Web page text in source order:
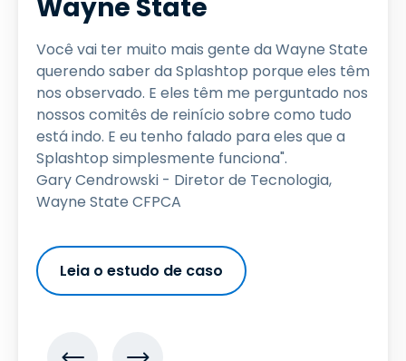
Wayne State
Você vai ter muito mais gente da Wayne State
querendo saber da Splashtop porque eles têm
nos observado. E eles têm me perguntado nos
nossos comitês de reinício sobre como tudo
está indo. E eu tenho falado para eles que a
Splashtop simplesmente funciona".
Gary Cendrowski - Diretor de Tecnologia,
Wayne State CFPCA
Leia o estudo de caso